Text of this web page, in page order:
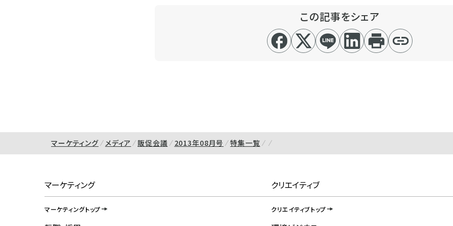
この記事をシェア
マーケティング メディア 販促会議 2013年08月号 特集一覧
マーケティング
マーケティングトップ
クリエイティブ
クリエイティブトップ